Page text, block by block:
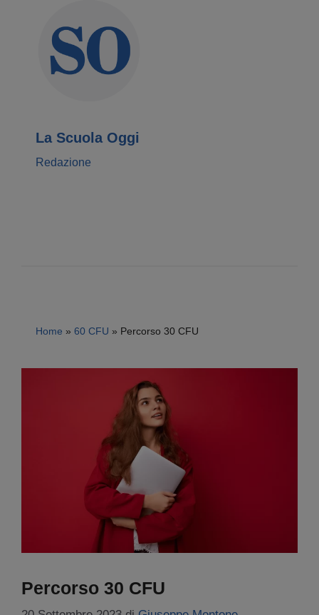
La Scuola Oggi
Redazione
Home » 60 CFU » Percorso 30 CFU
Percorso 30 CFU